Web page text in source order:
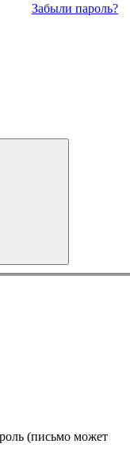
Забыли пароль?
(письмо может